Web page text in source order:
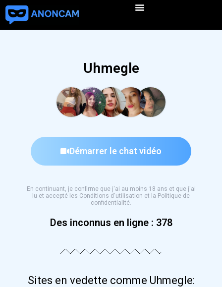
Uhmegle
Démarrer le chat vidéo
En continuant, je confirme que j'ai au moins 18 ans et que j'ai
lu et accepté les Conditions d'utilisation et la Politique de
confidentialité.
Des inconnus en ligne : 384
Sites en vedette comme Uhmegle: